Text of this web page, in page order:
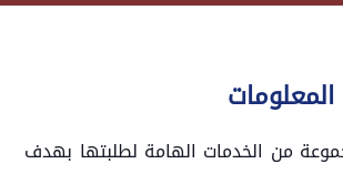
من الخدمات الهامة لطلبتها بهدف